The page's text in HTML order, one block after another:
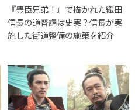
『豊臣兄弟！』で描かれた織田
信長の道普請は史実？信長が実
施した街道整備の施策を紹介